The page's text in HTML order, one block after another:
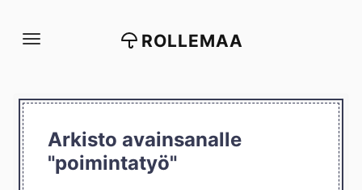
suoraan
ROLLEMAA
Arkisto avainsanalle
"poimintatyö"